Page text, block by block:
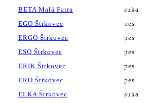
BETA Malá Fatra
suka
EGO Štrkovec
pes
ERGO Štrkovec
pes
ESO Štrkovec
pes
ERIK Štrkovec
pes
ERO Štrkovec
pes
ELKA Štrkovec
suka